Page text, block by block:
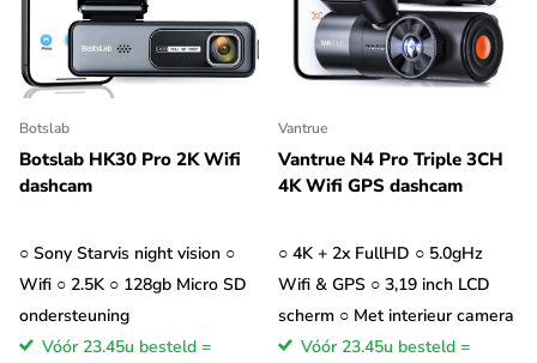
Botslab
Botslab HK30 Pro 2K Wifi
dashcam
○ Sony Starvis night vision ○
Wifi ○ 2.5K ○ 128gb Micro SD
ondersteuning
Vóór 23.45u besteld =
Vantrue
Vantrue N4 Pro Triple 3CH
4K Wifi GPS dashcam
○ 4K + 2x FullHD ○ 5.0gHz
Wifi & GPS ○ 3,19 inch LCD
scherm ○ Met interieur camera
Vóór 23.45u besteld =